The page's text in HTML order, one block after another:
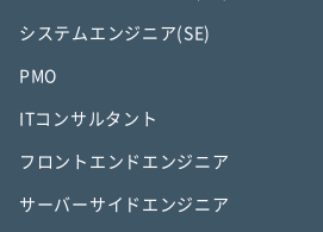
システムエンジニア(SE)
PMO
ITコンサルタント
フロントエンドエンジニア
サーバーサイドエンジニア